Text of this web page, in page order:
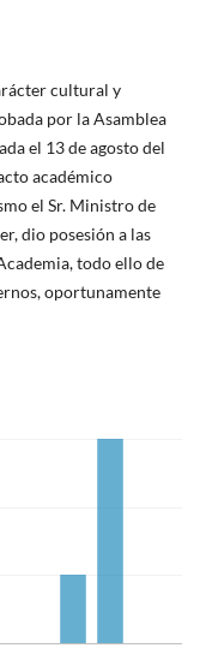
cultural y
por la Asamblea
el 13 de agosto del
académico
el Sr. Ministro de
dio posesión a las
todo ello de
oportunamente